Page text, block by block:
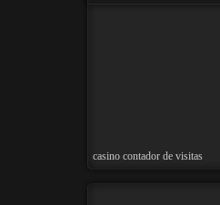
casino contador de visitas